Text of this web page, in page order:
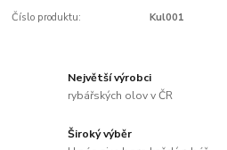
Číslo produktu: Kul001
Největší výrobci
rybářských olov v ČR
Široký výběr